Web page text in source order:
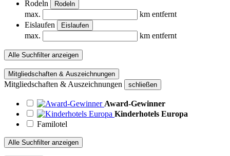
Rodeln Rodeln
max.
km entfernt
Eislaufen
Eislaufen
max. km entfernt
Alle Suchfilter anzeigen
Mitgliedschaften & Auszeichnungen
Mitgliedschaften & Auszeichnungen schließen
Award-Gewinner
Kinderhotels Europa
Familotel
Alle Suchfilter anzeigen